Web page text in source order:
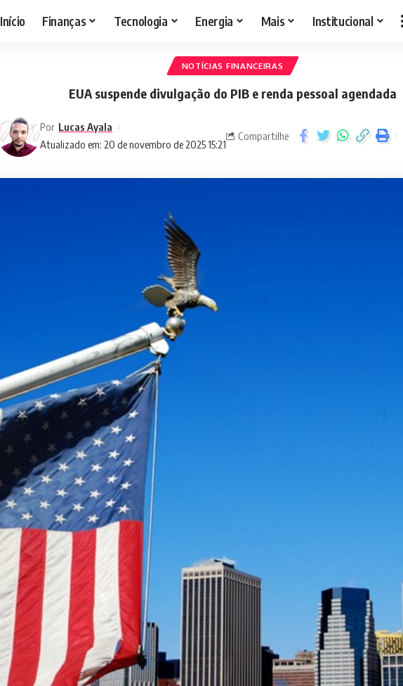
Início Finanças Tecnologia Energia Mais Institucional
NOTÍCIAS FINANCEIRAS
EUA suspende divulgação do PIB e renda pessoal agendada
Atualizado em: 20 de novembro de 2025 15:21
Por Lucas Ayala
Compartilhe